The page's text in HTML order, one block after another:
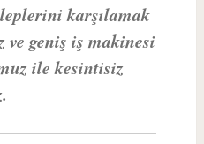
karşılamak
geniş iş makinesi
ile kesintisiz